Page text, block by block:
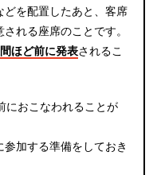
を配置したあと、客席
れる座席のことです。
ほど前に発表されるこ
におこなわれることが
加する準備をしておき